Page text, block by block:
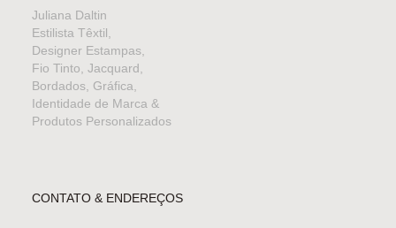
Juliana Daltin
Estilista Têxtil,
Designer Estampas,
Fio Tinto, Jacquard,
Bordados, Gráfica,
Identidade de Marca &
Produtos Personalizados
CONTATO & ENDEREÇOS